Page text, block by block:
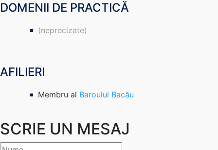
DOMENII DE PRACTICĂ
(neprecizate)
AFILIERI
Membru al Baroului Bacău
SCRIE UN MESAJ